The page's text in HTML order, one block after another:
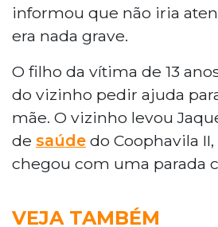
informou que não iria
era nada grave.
O filho da vítima de 13
do vizinho pedir ajuda
mãe. O vizinho levou
de saúde do Coophavila
chegou com uma parada
VEJA TAMBÉM